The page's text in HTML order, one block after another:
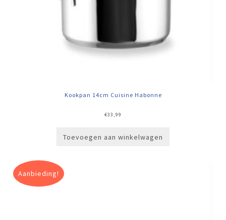
Kookpan 14cm Cuisine Habonne
€33,99
Toevoegen aan winkelwagen
Aanbieding!